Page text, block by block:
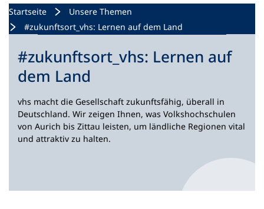
Startseite
Unsere Themen
#zukunftsort_vhs: Lernen auf dem Land
#zukunftsort_vhs: Lernen auf
dem Land
vhs macht die Gesellschaft zukunftsfähig, überall in
Deutschland. Wir zeigen Ihnen, was Volkshochschulen
von Aurich bis Zittau leisten, um ländliche Regionen vital
und attraktiv zu halten.